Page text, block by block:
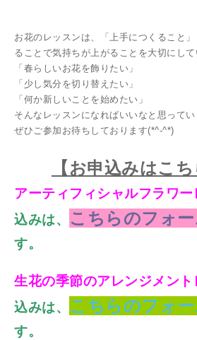
お花のレッスンは、「上手につくること
ることで気持ちが上がることを大切にして
「春らしいお花を飾りたい」
「少し気分を切り替えたい」
「何か新しいことを始めたい」
そんなレッスンになればいいなと思って
ぜひご参加お待ちしております(*^-^*)
【お申込みはこち
アーティフィシャルフラワー
込みは、
こちらのフォ
す。
生花の季節のアレンジメント
込みは、 こちらのフォ
す。